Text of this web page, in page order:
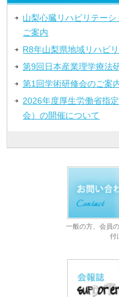
山梨心臓リハビリテー
ご案内
R8年山梨県地域リハビ
第9回日本産業理学療法
第1回学術研修会のご案
2026年度厚生労働省指
会）の開催について
一般の方、会員
付